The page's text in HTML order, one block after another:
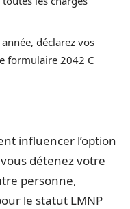
déclarez vos
formulaire 2042 C
influencer l’option
détenez votre
personne,
le statut LMNP